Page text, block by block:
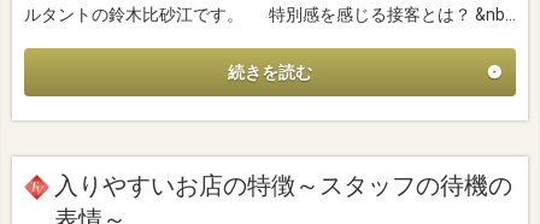
ルタントの鈴木比砂江です。 特別感を感じる接客とは？ &nb…
続きを読む
入りやすいお店の特徴～スタッフの待機の